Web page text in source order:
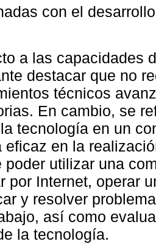
con el
a las capacidades
destacar que no
técnicos
En cambio, se
tecnología en un
eficaz en la
poder utilizar una
por Internet, operar
y resolver
así como
la tecnología.